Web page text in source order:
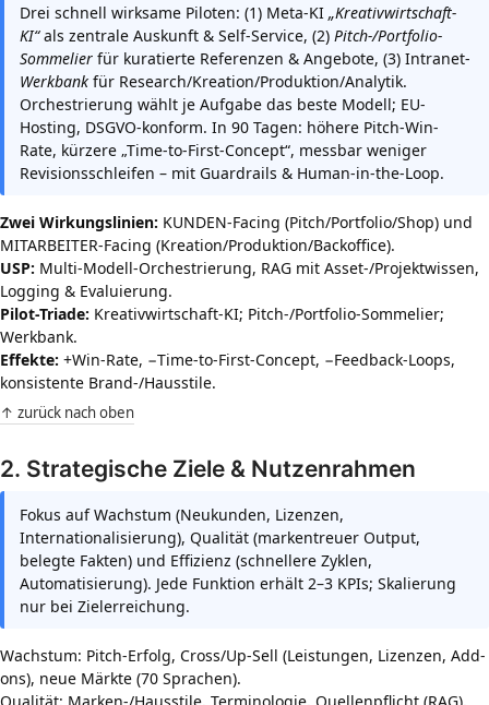
Drei schnell wirksame Piloten: (1) Meta-KI „Kreativwirtschaft-
KI“als zentrale Auskunft & Self-Service, (2) Pitch-/Portfolio-
Sommelier für kuratierte Referenzen & Angebote, (3) Intranet-
Werkbank für Research/Kreation/Produktion/Analytik.
Orchestrierung wählt je Aufgabe das beste Modell; EU-
Hosting, DSGVO-konform. In 90 Tagen: höhere Pitch-Win-
Rate, kürzere „Time-to-First-Concept“, messbar weniger
Revisionsschleifen – mit Guardrails & Human-in-the-Loop.
Zwei Wirkungslinien: KUNDEN-Facing (Pitch/Portfolio/Shop) und
MITARBEITER-Facing (Kreation/Produktion/Backoffice).
USP: Multi-Modell-Orchestrierung, RAG mit Asset-/Projektwissen,
Logging & Evaluierung.
Pilot-Triade: Kreativwirtschaft-KI; Pitch-/Portfolio-Sommelier;
Werkbank.
Effekte: +Win-Rate, −Time-to-First-Concept, −Feedback-Loops,
konsistente Brand-/Hausstile.
↑ zurück nach oben
2. Strategische Ziele & Nutzenrahmen
Fokus auf Wachstum (Neukunden, Lizenzen,
Internationalisierung), Qualität (markentreuer Output,
belegte Fakten) und Effizienz (schnellere Zyklen,
Automatisierung). Jede Funktion erhält 2–3 KPIs; Skalierung
nur bei Zielerreichung.
Wachstum: Pitch-Erfolg, Cross/Up-Sell (Leistungen, Lizenzen, Add-
ons), neue Märkte (70 Sprachen).